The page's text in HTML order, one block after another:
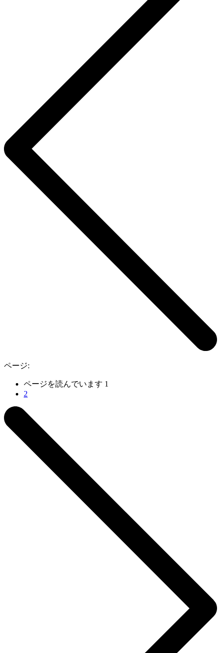
ページ:
ページを読んでいます 1
2